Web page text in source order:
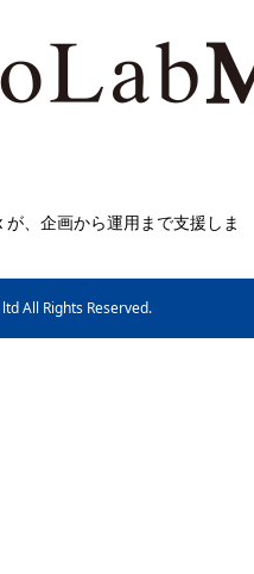
、企画から運用まで支援しま
All Rights Reserved.